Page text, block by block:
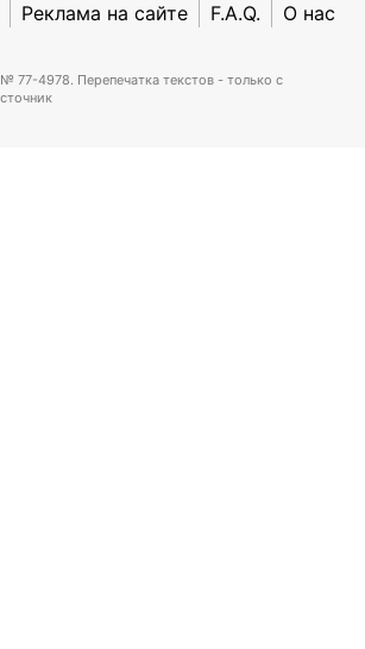
Реклама на сайте F.A.Q. О нас
77-4978. Перепечатка текстов - только с